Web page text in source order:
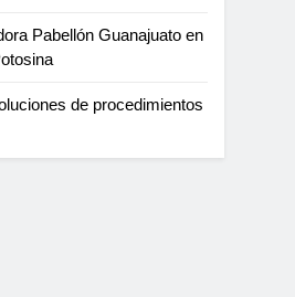
Pabellón Guanajuato en
de procedimientos